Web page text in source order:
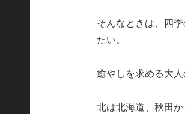
そんなときは、四
たい。
癒やしを求める大
北は北海道、秋田